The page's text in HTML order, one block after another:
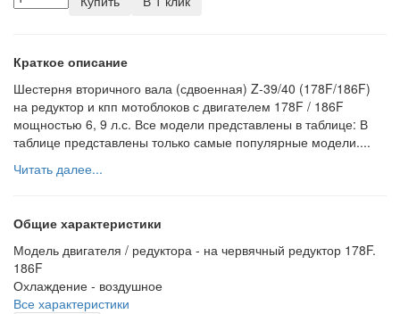
Краткое описание
Шестерня вторичного вала (сдвоенная) Z-39/40 (178F/186F)
на редуктор и кпп мотоблоков с двигателем 178F / 186F
мощностью 6, 9 л.с. Все модели представлены в таблице: В
таблице представлены только самые популярные модели....
Читать далее...
Общие характеристики
Модель двигателя / редуктора - на червячный редуктор 178F.
186F
Охлаждение - воздушное
Все характеристики